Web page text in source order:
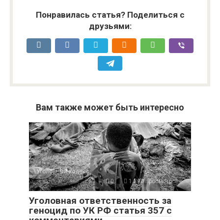
Понравилась статья? Поделиться с
друзьями:
Вам также может быть интересно
Уголовный кодекс
0
1 390 просмотров
Уголовная ответственность за
геноцид по УК РФ статья 357 с